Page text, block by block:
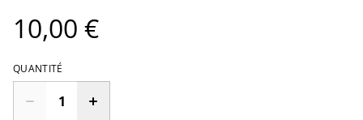
10,00 €
QUANTITÉ